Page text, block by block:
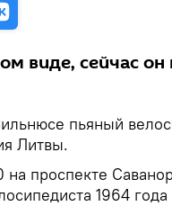
виде, сейчас он
пьяный
Литвы.
на проспекте
1964